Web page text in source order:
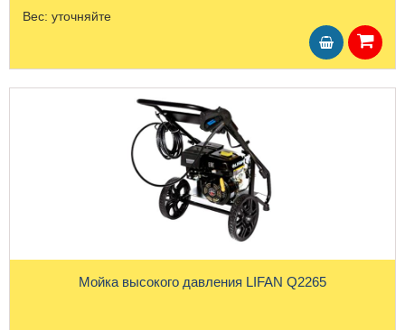
Вес: уточняйте
Мойка высокого давления LIFAN Q2265